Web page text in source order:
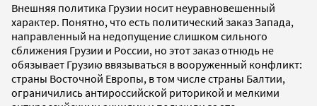
Внешняя политика Грузии носит неуравновешенный
характер. Понятно, что есть политический заказ Запада,
направленный на недопущение слишком сильного
сближения Грузии и России, но этот заказ отнюдь не
обязывает Грузию ввязываться в вооруженный конфликт:
страны Восточной Европы, в том числе страны Балтии,
ограничились антироссийской риторикой и мелкими